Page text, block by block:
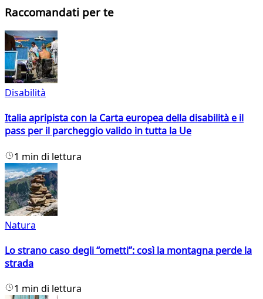
Raccomandati per te
Disabilità
Italia apripista con la Carta europea della disabilità e il
pass per il parcheggio valido in tutta la Ue
1 min di lettura
Natura
Lo strano caso degli “ometti”: così la montagna perde la
strada
1 min di lettura